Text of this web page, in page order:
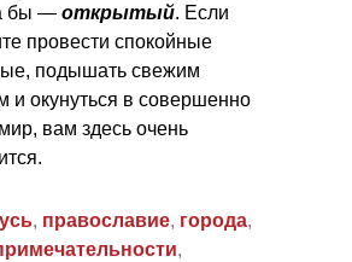
бы — открытый. Если
провести спокойные
подышать свежим
и окунуться в совершенно
вам здесь очень
, православие, города,
,